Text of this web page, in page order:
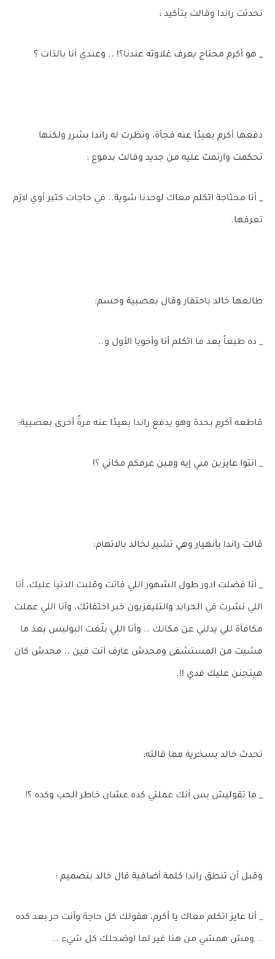
تحدثت راندا وقالت بتأكيد :
_ هو أكرم محتاج يعرف غلاوته عندنا؟! .. وعندي أنا بالذات ؟
دفعها أكرم بعيدًا عنه فجأة، ونظرت له راندا بشرر ولكنها
تحكمت وارتمت عليه من جديد وقالت بدموع :
_ أنا محتاجة اتكلم معاك لوحدنا شوية.. في حاجات كتير أوي لازم
تعرفها.
طالعها خالد باحتقار وقال بعصبية وحسم:
_ ده طبعاً بعد ما اتكلم أنا وأخويا الأول و..
قاطعه أكرم بحدة وهو يدفع راندا بعيدًا عنه مرةً أخرى بعصبية:
_ انتوا عايزين مني إيه ومين عرفكم مكاني ؟!
قالت راندا بأنهيار وهي تشير لخالد بالاتهام:
_ أنا فضلت ادور طول الشهور اللي فاتت وقلبت الدنيا عليك، أنا
اللي نشرت في الجرايد والتليفزيون خبر اختفائك، وأنا اللي عملت
مكافأة للي يدلني عن مكانك .. وأنا اللي بلّغت البوليس بعد ما
مشيت من المستشفى ومحدش عارف أنت فين .. محدش كان
هيتجنن عليك قدي !!.
تحدث خالد بسخرية مما قالته:
_ ما تقوليش بس أنك عملتي كده عشان خاطر الحب وكده ؟!
وقبل أن تنطق راندا كلمة أضافية قال خالد بتصميم :
_ أنا عايز اتكلم معاك يا أكرم، هقولك كل حاجة وأنت حر بعد كده
.. ومش همشي من هنا غير لما اوضحلك كل شيء ..